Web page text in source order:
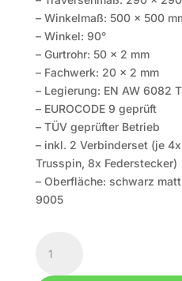
– Winkelmaß: 500 x 500
– Winkel: 90°
– Gurtrohr: 50 x 2 mm
– Fachwerk: 20 x 2 mm
– Legierung: EN AW 6082
– EUROCODE 9 geprüft
– TÜV geprüfter Betrieb
– inkl. 2 Verbinderset (je
Trusspin, 8x Federstecker)
– Oberfläche: schwarz
9005
290-